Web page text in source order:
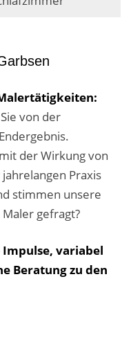
von der
der Wirkung von
Praxis
stimmen unsere
gefragt?
Impulse, variabel
Beratung zu den